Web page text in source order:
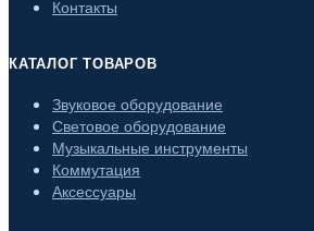
Контакты
КАТАЛОГ ТОВАРОВ
Звуковое оборудование
Световое оборудование
Музыкальные инструменты
Коммутация
Аксессуары